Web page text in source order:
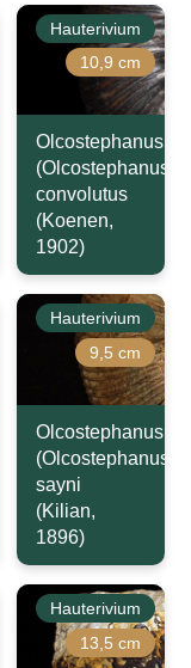
Hauterivium
10,9 cm
Olcostephanus
(Olcostephanus)
convolutus
(Koenen,
1902)
Hauterivium
9,5 cm
Olcostephanus
(Olcostephanus)
sayni
(Kilian,
1896)
Hauterivium
13,5 cm